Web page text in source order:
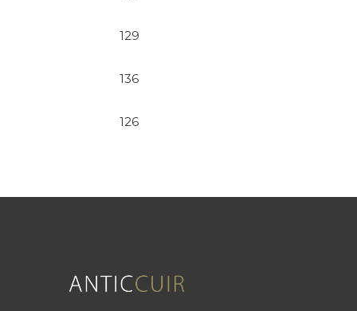
129
136
126